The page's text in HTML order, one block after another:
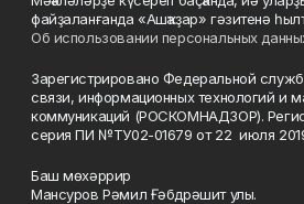
файҙаланғанда «Ашҡаҙар» гәзитенә
Об использовании персональных
Зарегистрировано Федеральной
связи, информационных технологий и
коммуникаций (РОСКОМНАДЗОР).
серия ПИ №ТУ02-01679 от 22 июля
Баш мөхәррир
Мансуров Рәмил Ғәбдрәшит улы.